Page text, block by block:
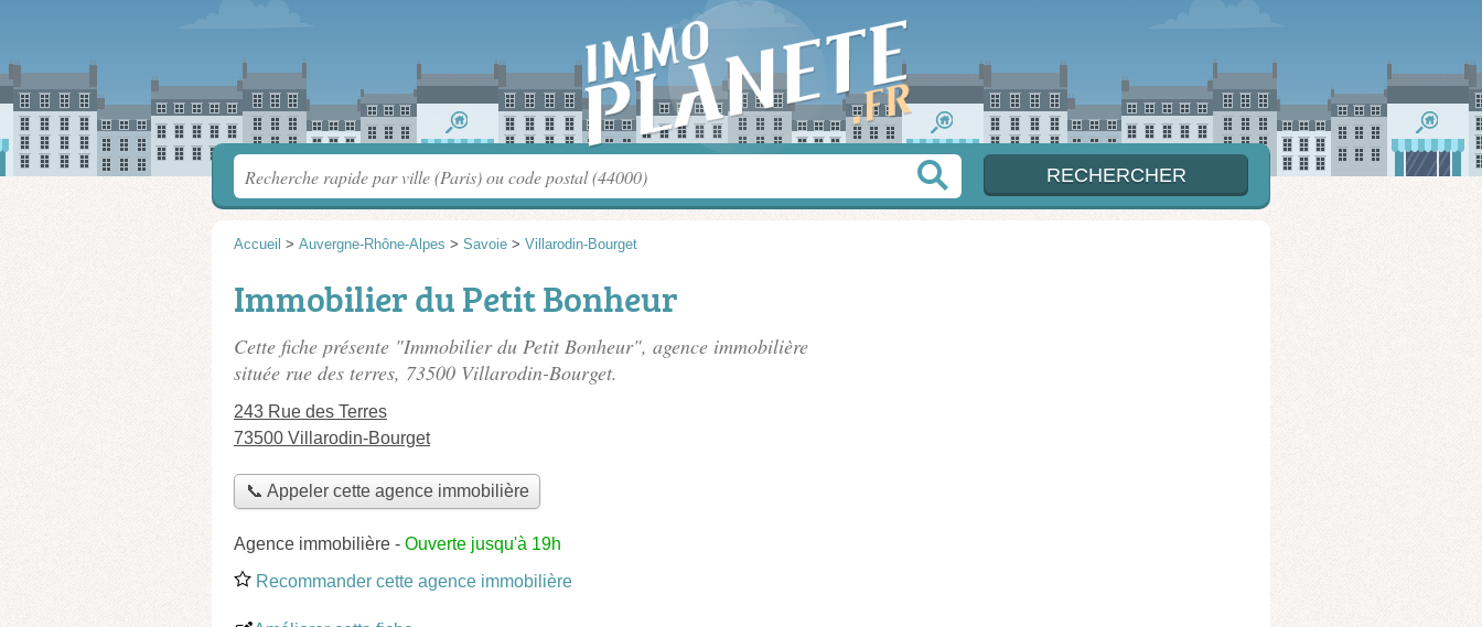
Accueil > Auvergne-Rhône-Alpes > Savoie > Villarodin-Bourget
Immobilier du Petit Bonheur
Cette fiche présente "Immobilier du Petit Bonheur", agence immobilière
située rue des terres, 73500 Villarodin-Bourget.
243 Rue des Terres
73500 Villarodin-Bourget
📞 Appeler cette agence immobilière
Agence immobilière - Ouverte jusqu'à 19h
Recommander cette agence immobilière